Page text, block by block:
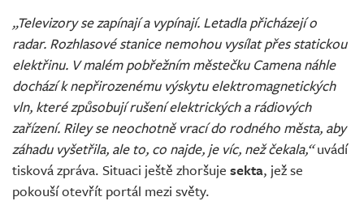
„Televizory se zapínají a vypínají. Letadla přicházejí o
radar. Rozhlasové stanice nemohou vysílat přes statickou
elektřinu. V malém pobřežním městečku Camena náhle
dochází k nepřirozenému výskytu elektromagnetických
vln, které způsobují rušení elektrických a rádiových
zařízení. Riley se neochotně vrací do rodného města, aby
záhadu vyšetřila, ale to, co najde, je víc, než čekala,“uvádí
tisková zpráva. Situaci ještě zhoršuje sekta, jež se
pokouší otevřít portál mezi světy.